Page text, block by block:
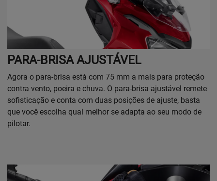
PARA-BRISA AJUSTÁVEL
Agora o para-brisa está com 75 mm a mais para proteção
contra vento, poeira e chuva. O para-brisa ajustável remete
sofisticação e conta com duas posições de ajuste, basta
que você escolha qual melhor se adapta ao seu modo de
pilotar.